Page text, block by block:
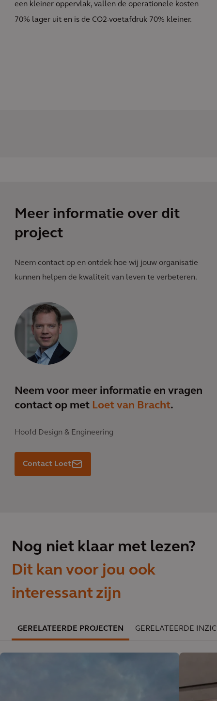
een kleiner oppervlak, vallen de operationele kosten
70% lager uit en is de CO2-voetafdruk 70% kleiner.
Meer informatie over dit
project
Neem contact op en ontdek hoe wij jouw organisatie
kunnen helpen de kwaliteit van leven te verbeteren.
Neem voor meer informatie en vragen
contact op met Loet van Bracht.
Hoofd Design & Engineering
Contact Loet
Nog niet klaar met lezen?
Dit kan voor jou ook
interessant zijn
GERELATEERDE PROJECTEN GERELATEERDE